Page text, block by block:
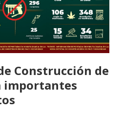
Construcción de
importantes